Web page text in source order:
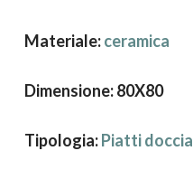
Materiale:ceramica
Dimensione: 80X80
Tipologia:Piatti doccia